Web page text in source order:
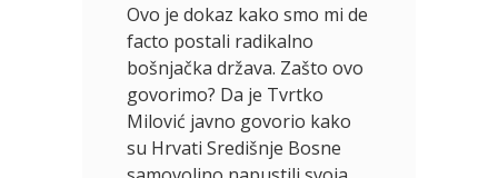
Ovo je dokaz kako smo mi de
facto postali radikalno
bošnjačka država. Zašto ovo
govorimo? Da je Tvrtko
Milović javno govorio kako
su Hrvati Središnje Bosne